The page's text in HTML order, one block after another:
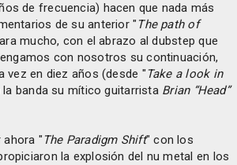
de frecuencia) hacen que nada más
de su anterior " The path of
mucho, con el abrazo al dubstep que
con nosotros su continuación,
vez en diez años (desde " Take a look in
la banda su mítico guitarrista Brian “Head”
ahora " The Paradigm Shift" con los
la explosión del nu metal en los